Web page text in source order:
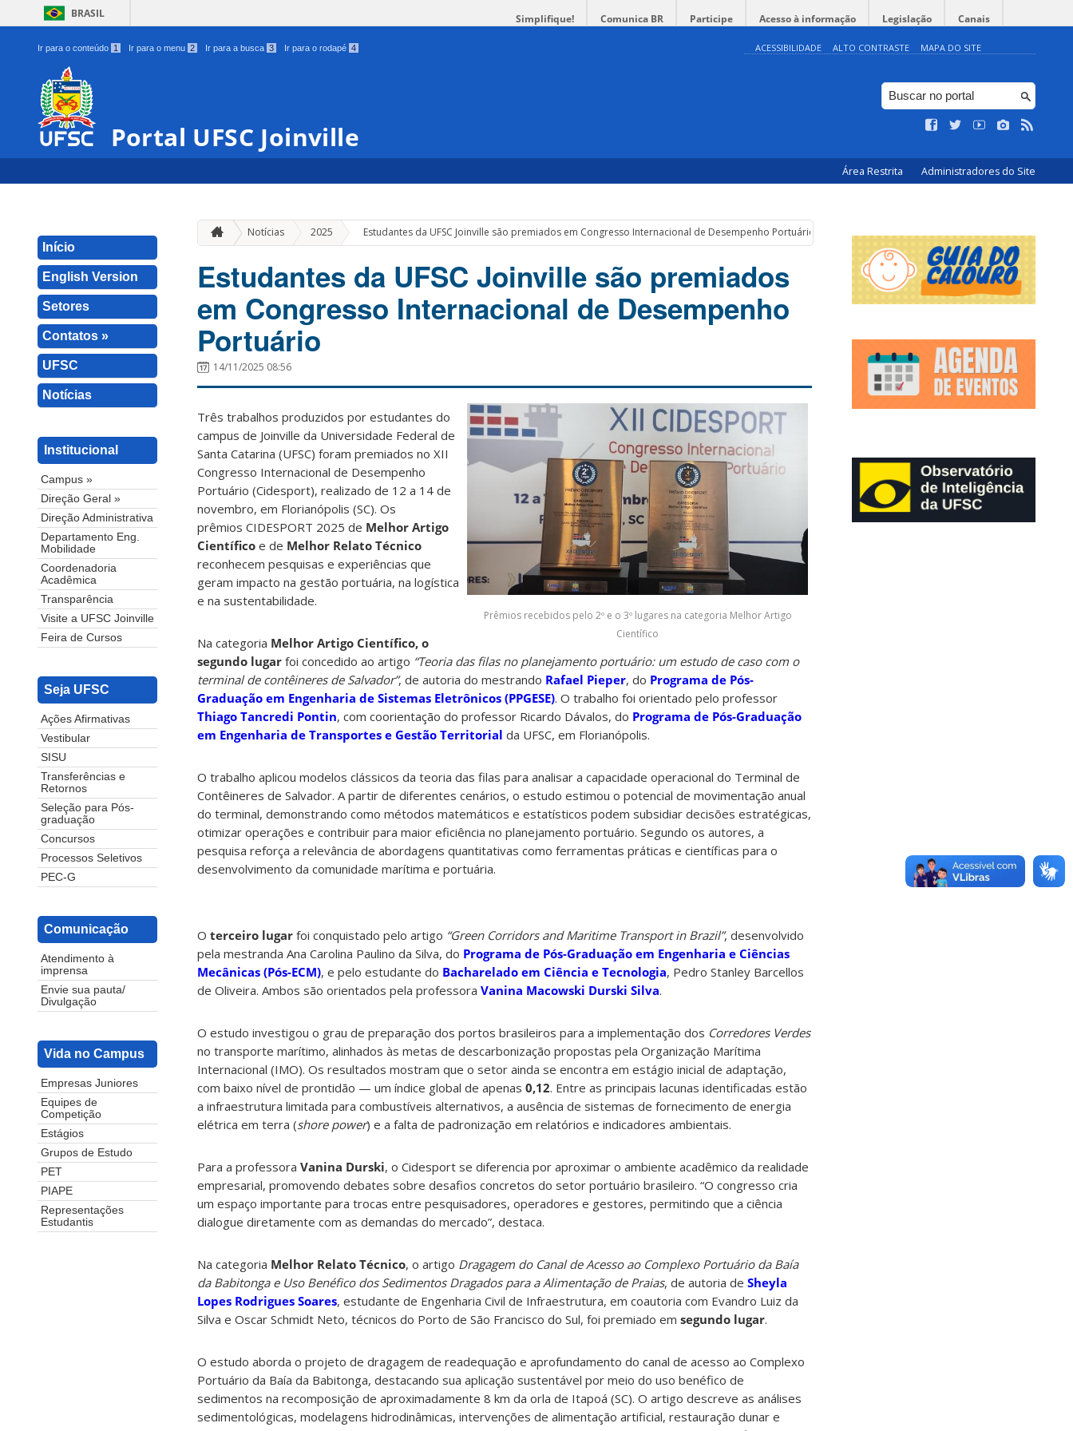
BRASIL Simplifique! Comunica BR Participe Acesso à informação Legislação Canais
Ir para o conteúdo 1 Ir para o menu 2 Ir para a busca 3 Ir para o rodapé 4 ACESSIBILIDADE ALTO CONTRASTE MAPA DO SITE
Portal UFSC Joinville
Área Restrita Administradores do Site
Início
English Version
Setores
Contatos »
UFSC
Notícias
Institucional
Campus »
Direção Geral »
Direção Administrativa
Departamento Eng.
Mobilidade
Coordenadoria
Acadêmica
Transparência
Visite a UFSC Joinville
Feira de Cursos
Seja UFSC
Ações Afirmativas
Vestibular
SISU
Transferências e
Retornos
Seleção para Pós-
graduação
Concursos
Processos Seletivos
PEC-G
Comunicação
Atendimento à
imprensa
Envie sua pauta/
Divulgação
Vida no Campus
Empresas Juniores
Equipes de
Competição
Estágios
Grupos de Estudo
PET
PIAPE
Representações
Estudantis
Notícias 2025 » Estudantes da UFSC Joinville são premiados em Congresso Internacional de Desempenho Portuário
Estudantes da UFSC Joinville são premiados
em Congresso Internacional de Desempenho
Portuário
14/11/2025 08:56
Prêmios recebidos pelo 2º e o 3º lugares na categoria Melhor Artigo
Científico
Três trabalhos produzidos por estudantes do
campus de Joinville da Universidade Federal de
Santa Catarina (UFSC) foram premiados no XII
Congresso Internacional de Desempenho
Portuário (Cidesport), realizado de 12 a 14 de
novembro, em Florianópolis (SC). Os
prêmios CIDESPORT 2025 de Melhor Artigo
Científico e de Melhor Relato Técnico
reconhecem pesquisas e experiências que
geram impacto na gestão portuária, na logística
e na sustentabilidade.
Na categoria Melhor Artigo Científico, o
segundo lugar foi concedido ao artigo “Teoria das filas no planejamento portuário: um estudo de caso com o
terminal de contêineres de Salvador”, de autoria do mestrando Rafael Pieper, do Programa de Pós-
Graduação em Engenharia de Sistemas Eletrônicos (PPGESE). O trabalho foi orientado pelo professor
Thiago Tancredi Pontin, com coorientação do professor Ricardo Dávalos, do Programa de Pós-Graduação
em Engenharia de Transportes e Gestão Territorial da UFSC, em Florianópolis.
O trabalho aplicou modelos clássicos da teoria das filas para analisar a capacidade operacional do Terminal de
Contêineres de Salvador. A partir de diferentes cenários, o estudo estimou o potencial de movimentação anual
do terminal, demonstrando como métodos matemáticos e estatísticos podem subsidiar decisões estratégicas,
otimizar operações e contribuir para maior eficiência no planejamento portuário. Segundo os autores, a
pesquisa reforça a relevância de abordagens quantitativas como ferramentas práticas e científicas para o
desenvolvimento da comunidade marítima e portuária.
O terceiro lugar foi conquistado pelo artigo “Green Corridors and Maritime Transport in Brazil”, desenvolvido
pela mestranda Ana Carolina Paulino da Silva, do Programa de Pós-Graduação em Engenharia e Ciências
Mecânicas (Pós-ECM), e pelo estudante do Bacharelado em Ciência e Tecnologia, Pedro Stanley Barcellos
de Oliveira. Ambos são orientados pela professora Vanina Macowski Durski Silva.
O estudo investigou o grau de preparação dos portos brasileiros para a implementação dos Corredores Verdes
no transporte marítimo, alinhados às metas de descarbonização propostas pela Organização Marítima
Internacional (IMO). Os resultados mostram que o setor ainda se encontra em estágio inicial de adaptação,
com baixo nível de prontidão — um índice global de apenas 0,12. Entre as principais lacunas identificadas estão
a infraestrutura limitada para combustíveis alternativos, a ausência de sistemas de fornecimento de energia
elétrica em terra (shore power) e a falta de padronização em relatórios e indicadores ambientais.
Para a professora Vanina Durski, o Cidesport se diferencia por aproximar o ambiente acadêmico da realidade
empresarial, promovendo debates sobre desafios concretos do setor portuário brasileiro. “O congresso cria
um espaço importante para trocas entre pesquisadores, operadores e gestores, permitindo que a ciência
dialogue diretamente com as demandas do mercado”, destaca.
Na categoria Melhor Relato Técnico, o artigo Dragagem do Canal de Acesso ao Complexo Portuário da Baía
da Babitonga e Uso Benéfico dos Sedimentos Dragados para a Alimentação de Praias, de autoria de Sheyla
Lopes Rodrigues Soares, estudante de Engenharia Civil de Infraestrutura, em coautoria com Evandro Luiz da
Silva e Oscar Schmidt Neto, técnicos do Porto de São Francisco do Sul, foi premiado em segundo lugar.
O estudo aborda o projeto de dragagem de readequação e aprofundamento do canal de acesso ao Complexo
Portuário da Baía da Babitonga, destacando sua aplicação sustentável por meio do uso benéfico de
sedimentos na recomposição de aproximadamente 8 km da orla de Itapoá (SC). O artigo descreve as análises
sedimentológicas, modelagens hidrodinâmicas, intervenções de alimentação artificial, restauração dunar e